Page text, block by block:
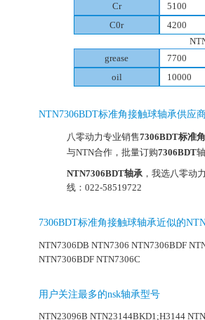
Cr
5100
C0r
4200
grease
7700
oil
10000
NTN7306BDT标准角接触球轴承供应
八零动力专业销售7306BDT标准
与NTN合作，批量订购7306BDT
NTN7306BDT轴承 ，我选八零动
线：022-58519722
7306BDT标准角接触球轴承近似的
NTN7306DB NTN7306 NTN7306BDF
NTN7306BDF NTN7306C
用户关注最多的nsk轴承型号
NTN23096B NTN23144BKD1;H3144